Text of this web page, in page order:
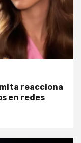
reacciona
en redes